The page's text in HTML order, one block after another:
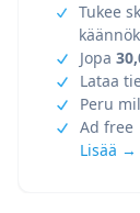
Tukee
Jopa
Lataa
Peru
Ad free
Lisää →